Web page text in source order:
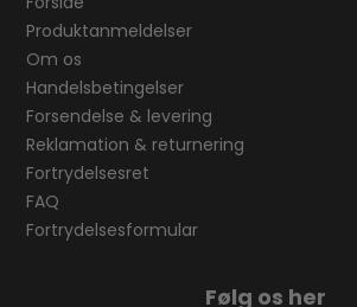
Produktanmeldelser
Om os
Handelsbetingelser
Forsendelse & levering
Reklamation & returnering
Fortrydelsesret
FAQ
Fortrydelsesformular
Følg os her